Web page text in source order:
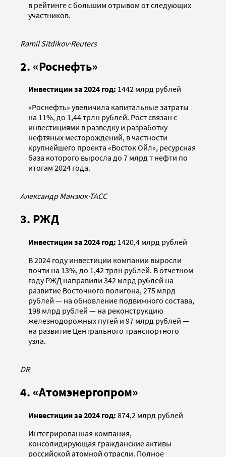
в рейтинге с большим отрывом от следующих
участников.
Ramil Sitdikov·Reuters
2. «Роснефть»
Инвестиции за 2024 год: 1442 млрд рублей
«Роснефть» увеличила капитальные затраты
на 11%, до 1,44 трлн рублей. Рост связан с
инвестициями в разведку и разработку
нефтяных месторождений, в частности
крупнейшего проекта «Восток Ойл», ресурсная
база которого выросла до 7 млрд т нефти по
итогам 2024 года.
Александр Манзюк·ТАСС
3. РЖД
Инвестиции за 2024 год: 1420,4 млрд рублей
В 2024 году инвестиции компании выросли
почти на 13%, до 1,42 трлн рублей. В отчетном
году РЖД направили 342 млрд рублей на
развитие Восточного полигона, 275 млрд
рублей — на обновление подвижного состава,
198 млрд рублей — на реконструкцию
железнодорожных путей и 97 млрд рублей —
на развитие Центрального транспортного
узла.
DR
4. «Атомэнергопром»
Инвестиции за 2024 год: 874,2 млрд рублей
Интегрированная компания,
консолидирующая гражданские активы
российской атомной отрасли. Полное